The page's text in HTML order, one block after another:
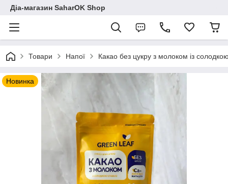
Діа-магазин SaharOK Shop
Товари Напої Какао без цукру з молоком із
Новинка